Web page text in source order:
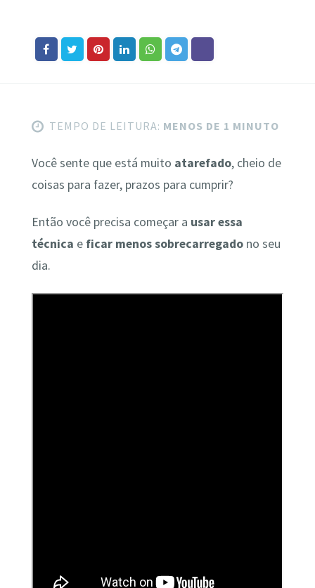
TEMPO DE LEITURA: MENOS DE 1 MINUTO
Você sente que está muito atarefado, cheio de
coisas para fazer, prazos para cumprir?
Então você precisa começar a usar essa
técnica e ficar menos sobrecarregadono seu
dia.